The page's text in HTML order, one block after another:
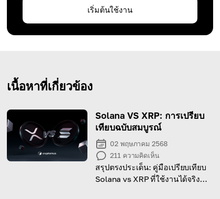
เริ่มต้นใช้งาน
เนื้อหาที่เกี่ยวข้อง
Solana VS XRP: การเปรียบ
เทียบฉบับสมบูรณ์
02 พฤษภาคม 2568
211 ความคิดเห็น
สรุปตรงประเด็น: คู่มือเปรียบเทียบ
Solana vs XRP ที่ใช้งานได้จริง